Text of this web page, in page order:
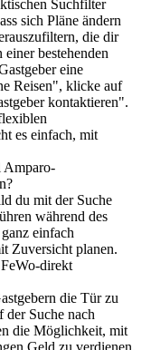
Suchfilter
sich Pläne ändern
die dir
bestehenden
eine
Reisen", klicke auf
kontaktieren".
es einfach, mit
Amparo-
du mit der Suche
während des
einfach
Zuversicht planen.
direkt
die Tür zu
der Suche nach
die Möglichkeit, mit
Geld zu verdienen.